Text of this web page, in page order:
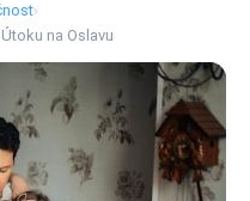
›
na Oslavu